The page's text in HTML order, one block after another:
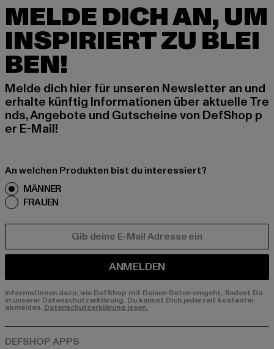
MELDE DICH AN, UM
INSPIRIERT ZU BLEI
BEN!
Melde dich hier für unseren Newsletter an und
erhalte künftig Informationen über aktuelle Tre
nds, Angebote und Gutscheine von DefShop p
er E-Mail!
An welchen Produkten bist du interessiert?
MÄNNER
FRAUEN
ANMELDEN
Informationen dazu, wie DefShop mit Deinen Daten umgeht, findest Du
in unserer Datenschutzerklärung. Du kannst Dich jederzeit kostenfei
abmelden. Datenschutzerklärung lesen.